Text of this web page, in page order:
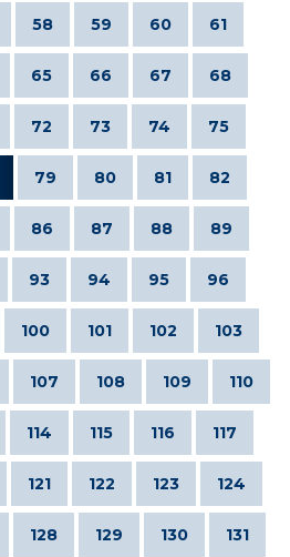
58 59 60 61
65 66 67 68
72 73 74 75
79 80 81 82
86 87 88 89
93 94 95 96
100 101 102 103
107 108 109 110
114 115 116 117
121 122 123 124
128 129 130 131